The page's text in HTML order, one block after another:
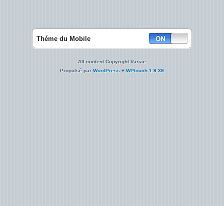
Théme du Mobile
All content Copyright Variae
Propulsé parWordPress + WPtouch 1.9.39